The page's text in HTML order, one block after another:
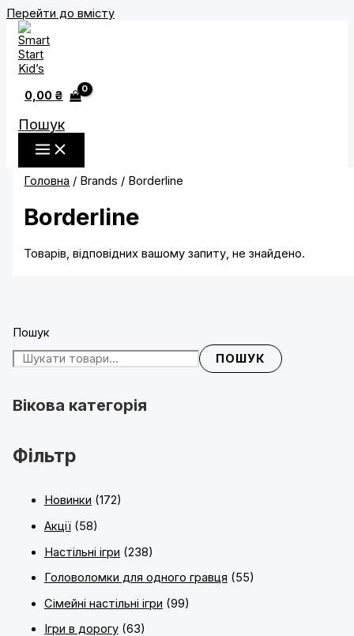
Перейти до вмісту
0,00 ₴
Пошук
Пошук
ПОШУК
Вікова категорія
Фільтр
Новинки (172)
Акції (58)
Настільні ігри (238)
Головоломки для одного гравця (55)
Сімейні настільні ігри (99)
Ігри в дорогу (63)
Головна / Brands / Borderline
Borderline
Товарів, відповідних вашому запиту, не знайдено.